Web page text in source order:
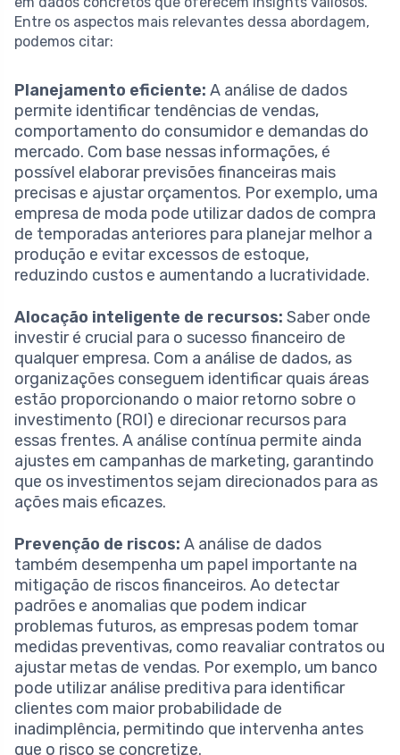
Entre os aspectos mais relevantes dessa abordagem,
podemos citar:
Planejamento eficiente: A análise de dados
permite identificar tendências de vendas,
comportamento do consumidor e demandas do
mercado. Com base nessas informações, é
possível elaborar previsões financeiras mais
precisas e ajustar orçamentos. Por exemplo, uma
empresa de moda pode utilizar dados de compra
de temporadas anteriores para planejar melhor a
produção e evitar excessos de estoque,
reduzindo custos e aumentando a lucratividade.
Alocação inteligente de recursos: Saber onde
investir é crucial para o sucesso financeiro de
qualquer empresa. Com a análise de dados, as
organizações conseguem identificar quais áreas
estão proporcionando o maior retorno sobre o
investimento (ROI) e direcionar recursos para
essas frentes. A análise contínua permite ainda
ajustes em campanhas de marketing, garantindo
que os investimentos sejam direcionados para as
ações mais eficazes.
Prevenção de riscos: A análise de dados
também desempenha um papel importante na
mitigação de riscos financeiros. Ao detectar
padrões e anomalias que podem indicar
problemas futuros, as empresas podem tomar
medidas preventivas, como reavaliar contratos ou
ajustar metas de vendas. Por exemplo, um banco
pode utilizar análise preditiva para identificar
clientes com maior probabilidade de
inadimplência, permitindo que intervenha antes
que o risco se concretize.